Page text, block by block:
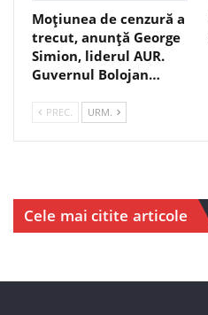
Moțiunea de cenzură a
trecut, anunță George
Simion, liderul AUR.
Guvernul Bolojan…
PREC. URM.
Cele mai citite articole